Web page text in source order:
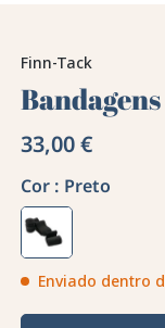
Finn-Tack
33,00 €
Cor : Preto
Enviado dentro